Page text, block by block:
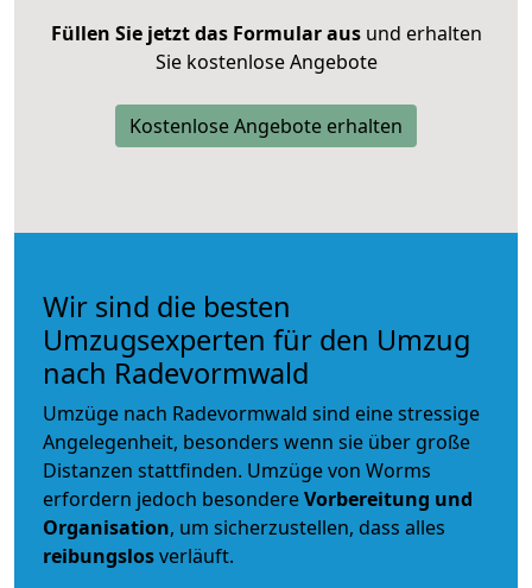
Füllen Sie jetzt das Formular ausund erhalten
Sie kostenlose Angebote
Kostenlose Angebote erhalten
Wir sind die besten
Umzugsexperten für den Umzug
nach Radevormwald
Umzüge nach Radevormwald sind eine stressige
Angelegenheit, besonders wenn sie über große
Distanzen stattfinden. Umzüge von Worms
erfordern jedoch besondereVorbereitung und
Organisation, um sicherzustellen, dass alles
reibungslosverläuft.